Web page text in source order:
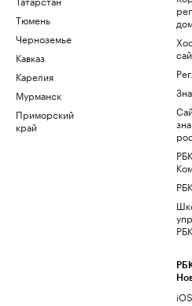
Тюмень
Черноземье
Кавказ
Карелия
Мурманск
Приморский
край
РБК
РБК
iOS